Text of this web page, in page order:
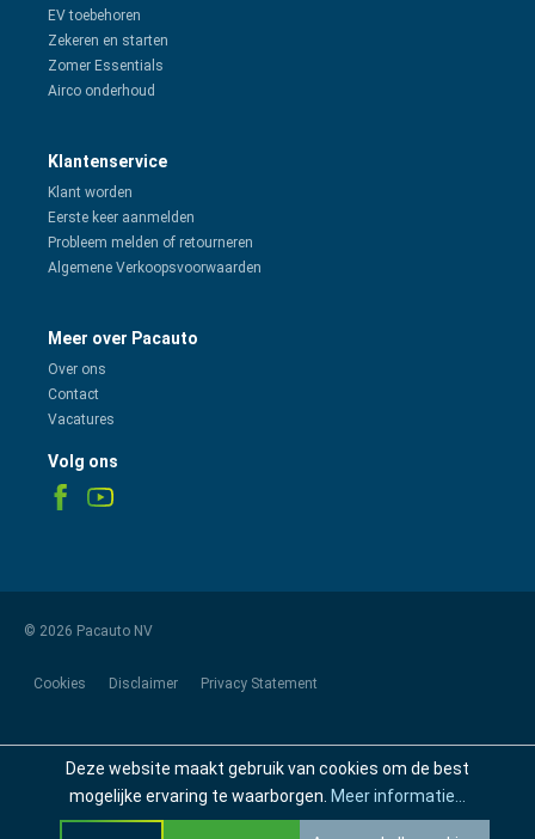
EV toebehoren
Zekeren en starten
Zomer Essentials
Airco onderhoud
Klantenservice
Klant worden
Eerste keer aanmelden
Probleem melden of retourneren
Algemene Verkoopsvoorwaarden
Meer over Pacauto
Over ons
Contact
Vacatures
Volg ons
© 2026 Pacauto NV
Cookies Disclaimer Privacy Statement
Deze website maakt gebruik van cookies om de best
mogelijke ervaring te waarborgen. Meer informatie...